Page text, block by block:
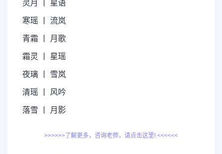
灵月 丨 星语
寒瑶 丨 流岚
青霜 丨 月歌
霜灵 丨 星瑶
夜璃 丨 雪岚
清瑶 丨 风吟
落雪 丨 月影
>>>>>>了解更多，咨询老师，请点击这里! <<<<<<